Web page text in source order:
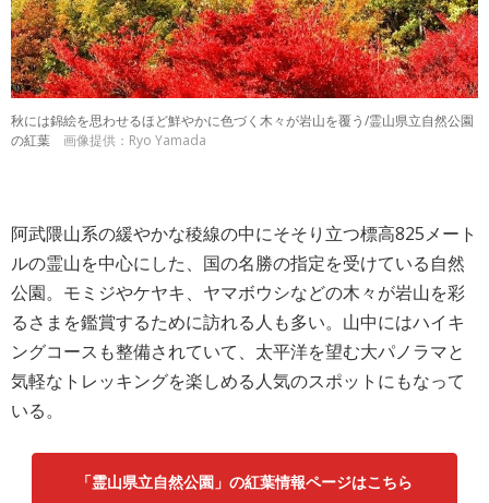
秋には錦絵を思わせるほど鮮やかに色づく木々が岩山を覆う/霊山県立自然公園
の紅葉
画像提供：Ryo Yamada
阿武隈山系の緩やかな稜線の中にそそり立つ標高825メート
ルの霊山を中心にした、国の名勝の指定を受けている自然
公園。モミジやケヤキ、ヤマボウシなどの木々が岩山を彩
るさまを鑑賞するために訪れる人も多い。山中にはハイキ
ングコースも整備されていて、太平洋を望む大パノラマと
気軽なトレッキングを楽しめる人気のスポットにもなって
いる。
「霊山県立自然公園」の紅葉情報ページはこちら